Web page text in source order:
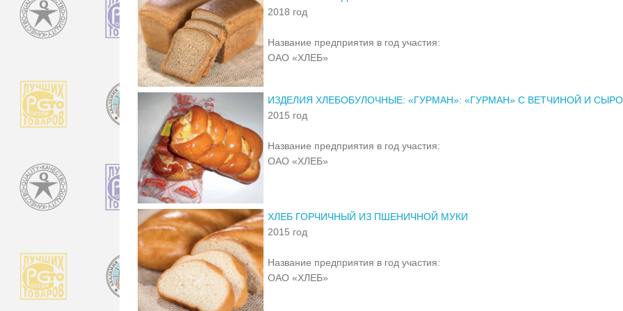
2018 год
Название предприятия в год участия:
ОАО «ХЛЕБ»
ИЗДЕЛИЯ ХЛЕБОБУЛОЧНЫЕ: «ГУРМАН»: «ГУРМАН» С ВЕТЧИНОЙ И
2015 год
Название предприятия в год участия:
ОАО «ХЛЕБ»
ХЛЕБ ГОРЧИЧНЫЙ ИЗ ПШЕНИЧНОЙ МУКИ
2015 год
Название предприятия в год участия:
ОАО «ХЛЕБ»